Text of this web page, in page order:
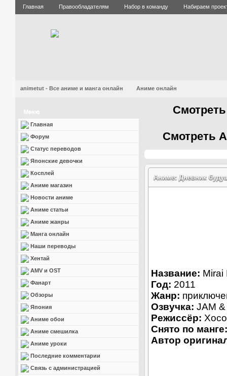
Главная Правообладателям Набор в команду Набираем
animetut - Все аниме и манга онлайн Аниме онлайн
Меню
Главная
Форум
Статус переводов
Японские девочки
Косплей
Аниме магазин
Новости аниме
Аниме статьи
Аниме жанры
Манга онлайн
Наши переводы
Хентай
AMV и OST
Фанарт
Обзоры
Япония
Аниме обои
Аниме смешилка
Аниме уроки
Последние комментарии
Связь с администрацией
Смотреть
Аниме: Дневник
Название: Mirai
Год: 2011
Жанр:
Озвучка: JAM
Режиссёр:
Снято по манге:
Автор